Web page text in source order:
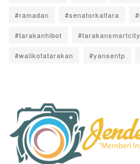
#ramadan #senatorkaltara
#tarakanhibot #tarakansmartcity
#walikotatarakan #yansentp